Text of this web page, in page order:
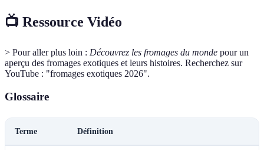
📺 Ressource Vidéo
> Pour aller plus loin : Découvrez les fromages du monde pour un
aperçu des fromages exotiques et leurs histoires. Recherchez sur
YouTube : "fromages exotiques 2026".
Glossaire
Terme Définition